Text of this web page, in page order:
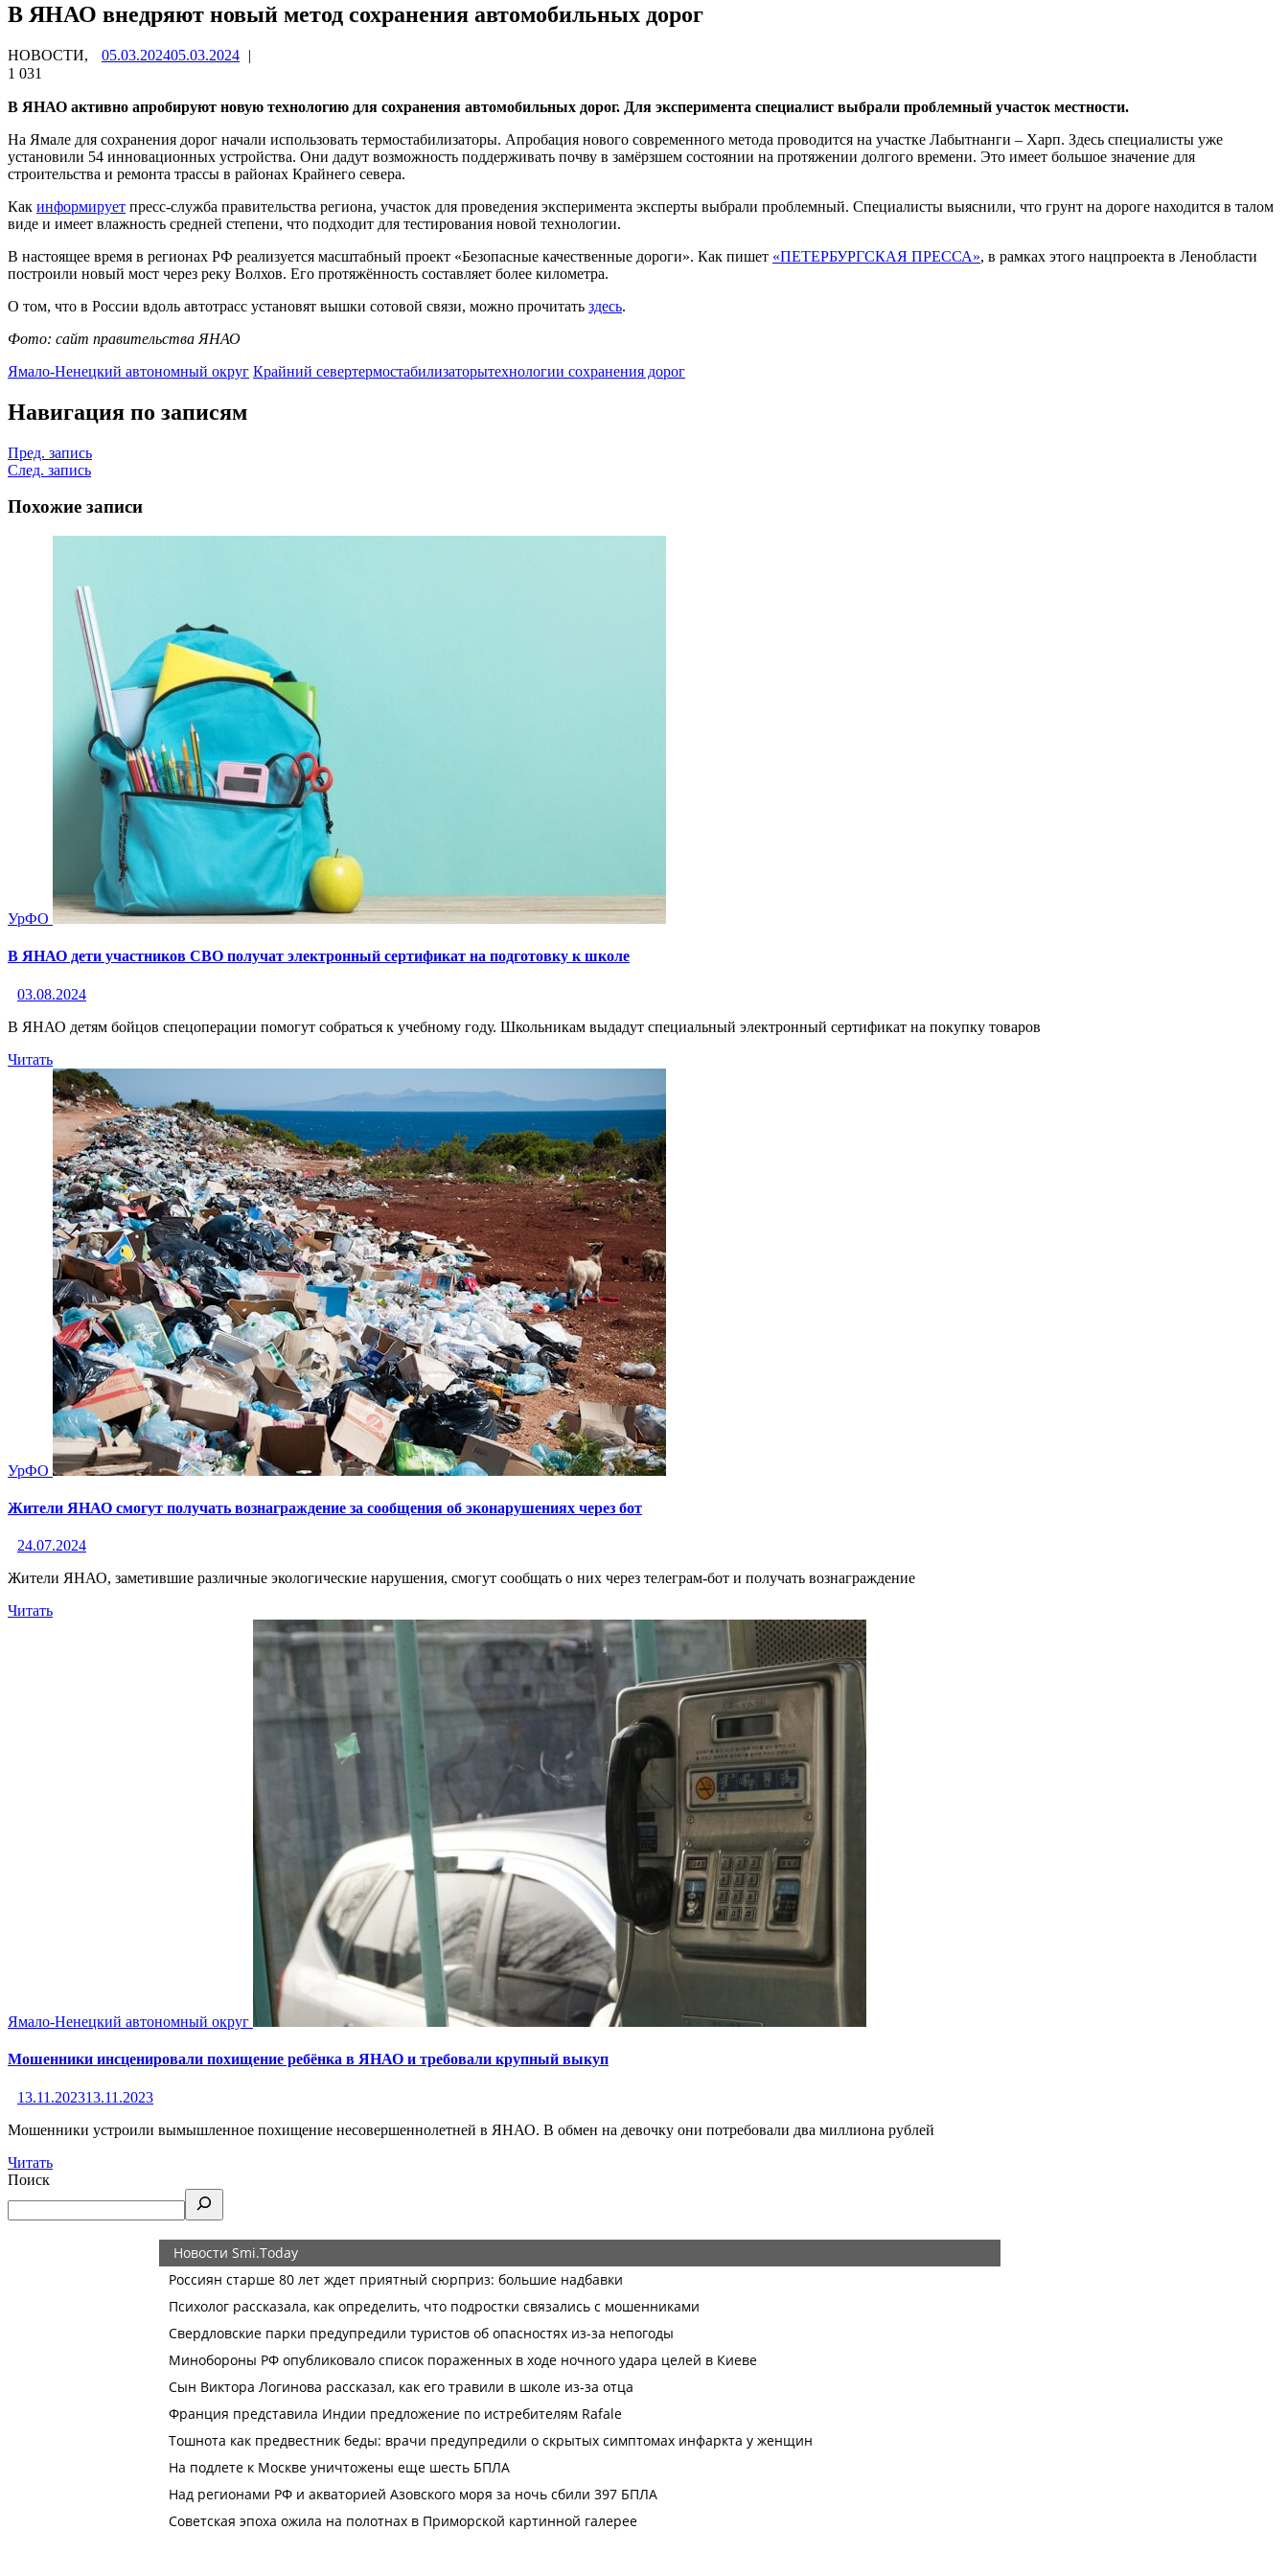
В ЯНАО внедряют новый метод сохранения автомобильных дорог
НОВОСТИ, 05.03.202405.03.2024 |
1 031
В ЯНАО активно апробируют новую технологию для сохранения автомобильных дорог. Для эксперимента специалист выбрали проблемный участок местности.
На Ямале для сохранения дорог начали использовать термостабилизаторы. Апробация нового современного метода проводится на участке Лабытнанги – Харп. Здесь специалисты уже
установили 54 инновационных устройства. Они дадут возможность поддерживать почву в замёрзшем состоянии на протяжении долгого времени. Это имеет большое значение для
строительства и ремонта трассы в районах Крайнего севера.
Как информирует пресс-служба правительства региона, участок для проведения эксперимента эксперты выбрали проблемный. Специалисты выяснили, что грунт на дороге находится в талом
виде и имеет влажность средней степени, что подходит для тестирования новой технологии.
В настоящее время в регионах РФ реализуется масштабный проект «Безопасные качественные дороги». Как пишет «ПЕТЕРБУРГСКАЯ ПРЕССА», в рамках этого нацпроекта в Ленобласти
построили новый мост через реку Волхов. Его протяжённость составляет более километра.
О том, что в России вдоль автотрасс установят вышки сотовой связи, можно прочитать здесь.
Фото: сайт правительства ЯНАО
Ямало-Ненецкий автономный округ Крайний севертермостабилизаторытехнологии сохранения дорог
Навигация по записям
Пред. запись
След. запись
Похожие записи
УрФО
В ЯНАО дети участников СВО получат электронный сертификат на подготовку к школе
03.08.2024
В ЯНАО детям бойцов спецоперации помогут собраться к учебному году. Школьникам выдадут специальный электронный сертификат на покупку товаров
Читать
УрФО
Жители ЯНАО смогут получать вознаграждение за сообщения об эконарушениях через бот
24.07.2024
Жители ЯНАО, заметившие различные экологические нарушения, смогут сообщать о них через телеграм-бот и получать вознаграждение
Читать
Ямало-Ненецкий автономный округ
Мошенники инсценировали похищение ребёнка в ЯНАО и требовали крупный выкуп
13.11.202313.11.2023
Мошенники устроили вымышленное похищение несовершеннолетней в ЯНАО. В обмен на девочку они потребовали два миллиона рублей
Читать
Поиск